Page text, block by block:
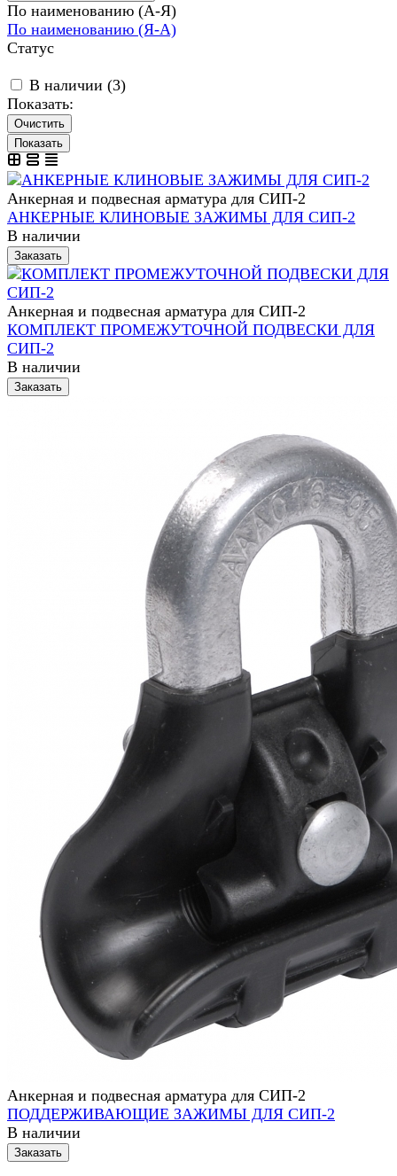
По наименованию (А-Я)
По наименованию (Я-А)
Статус
В наличии (3)
Показать:
Очистить
Анкерная и подвесная арматура для СИП-2
АНКЕРНЫЕ КЛИНОВЫЕ ЗАЖИМЫ ДЛЯ СИП-2
В наличии
Заказать
Анкерная и подвесная арматура для СИП-2
КОМПЛЕКТ ПРОМЕЖУТОЧНОЙ ПОДВЕСКИ ДЛЯ
СИП-2
В наличии
Заказать
Анкерная и подвесная арматура для СИП-2
ПОДДЕРЖИВАЮЩИЕ ЗАЖИМЫ ДЛЯ СИП-2
В наличии
Заказать